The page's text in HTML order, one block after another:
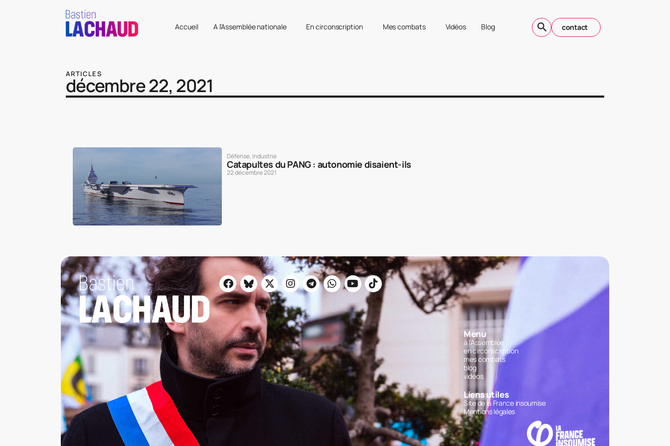
Accueil A l’Assemblée nationale En circonscription Mes combats Vidéos Blog contact
ARTICLES
décembre 22, 2021
Défense, Industrie
Catapultes du PANG : autonomie disaient-ils
22 décembre 2021
Menu
à l'Assemblée
en circonscription
mes combats
blog
vidéos
Liens utiles
Site de la France insoumise
Mentions légales